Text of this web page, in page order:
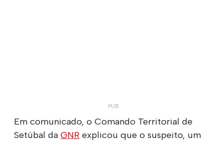
Em comunicado, o Comando Territorial de
Setúbal da GNR explicou que o suspeito, um